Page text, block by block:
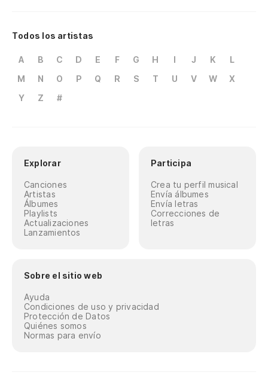
Todos los artistas
A B C D E F G H I J K
L
M
N O P Q R S T U V W
X
Y
Z #
Explorar
Canciones
Artistas
Álbumes
Playlists
Actualizaciones
Lanzamientos
Participa
Crea tu perfil musical
Envía álbumes
Envía letras
Correcciones de
letras
Sobre el sitio web
Ayuda
Condiciones de uso y privacidad
Protección de Datos
Quiénes somos
Normas para envío